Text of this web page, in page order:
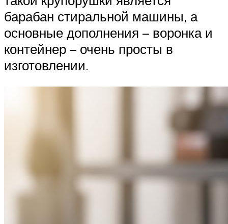
барабан стиральной машины, а
основные дополнения – воронка и
контейнер – очень просты в
изготовлении.